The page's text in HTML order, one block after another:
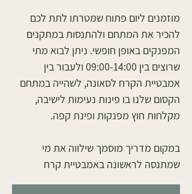
מוזמנים ליום פתוח שמטרתו לתת לכם
להכיר את המתחם ולהתנסות במתקנים
המפנקים באופן חופשי. ניתן לבוא מתי
שרוצים בין 09:00-14:00 ולעבור בין
אמבטיית הקרח לסאונה, לשהייה במתחם
הקסום שלנו בו פינות נעימות לישיבה,
במקום מדריך מוסמך שילווה את מי
שמתנסה לראשונה באמבטיית קרח